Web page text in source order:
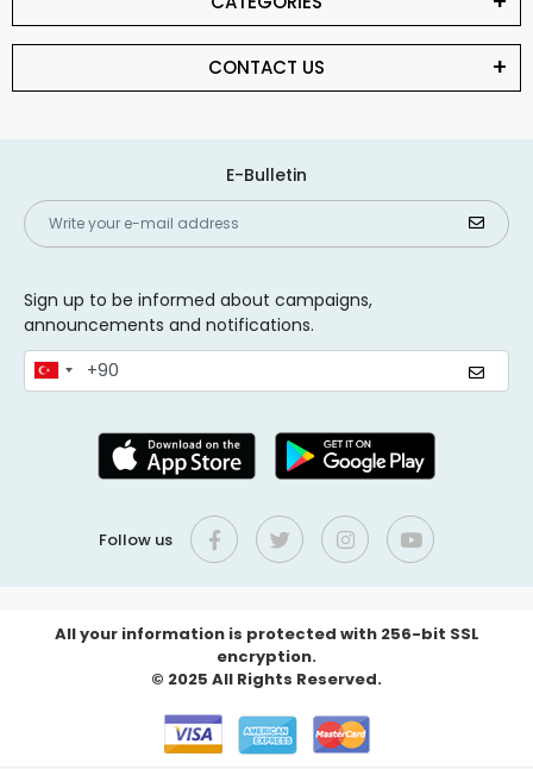
CONTACT US
E-Bulletin
Sign up to be informed about campaigns,
announcements and notifications.
Follow us
All your information is protected with 256-bit SSL
encryption.
© 2025 All Rights Reserved.